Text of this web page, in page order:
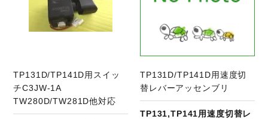
TP131D/TP141D用スイッ
チC3JW-1A
TW280D/TW281D他対応
TP131D/TP141D用速度切
替レバーアッセンブリ
TP131,TP141用速度切替レ